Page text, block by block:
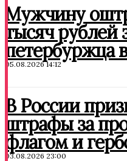
Мужчину
тысяч рублей
петербуржца
05.08.2026 14:12
В России
штрафы за
флагом и
03.08.2026 23:00